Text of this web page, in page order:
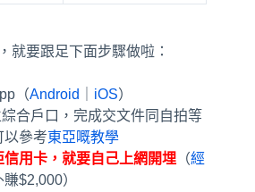
就要跟足下面步驟做啦：
（Android iOS）
合戶口，完成交文件同自拍等
以參考東亞嘅教學
用卡，就要自己上網開埋 （經
$2,000）